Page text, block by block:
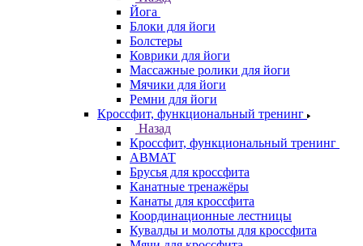
Йога
Блоки для йоги
Болстеры
Коврики для йоги
Массажные ролики для йоги
Мячики для йоги
Ремни для йоги
Кроссфит, функциональный тренинг
Назад
Кроссфит, функциональный тренинг
ABMAT
Брусья для кроссфита
Канатные тренажёры
Канаты для кроссфита
Координационные лестницы
Кувалды и молоты для кроссфита